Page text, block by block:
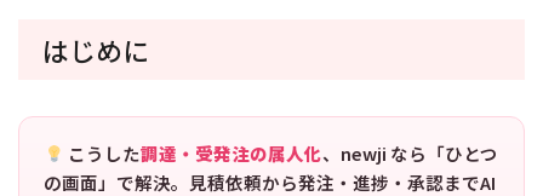
はじめに
こうした調達・受発注の属人化、newji なら「ひとつ
の画面」で解決。見積依頼から発注・進捗・承認までAI